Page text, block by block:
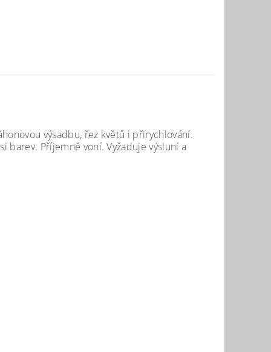
výsadbu, řez květů i přirychlování.
barev. Příjemně voní. Vyžaduje výsluní a